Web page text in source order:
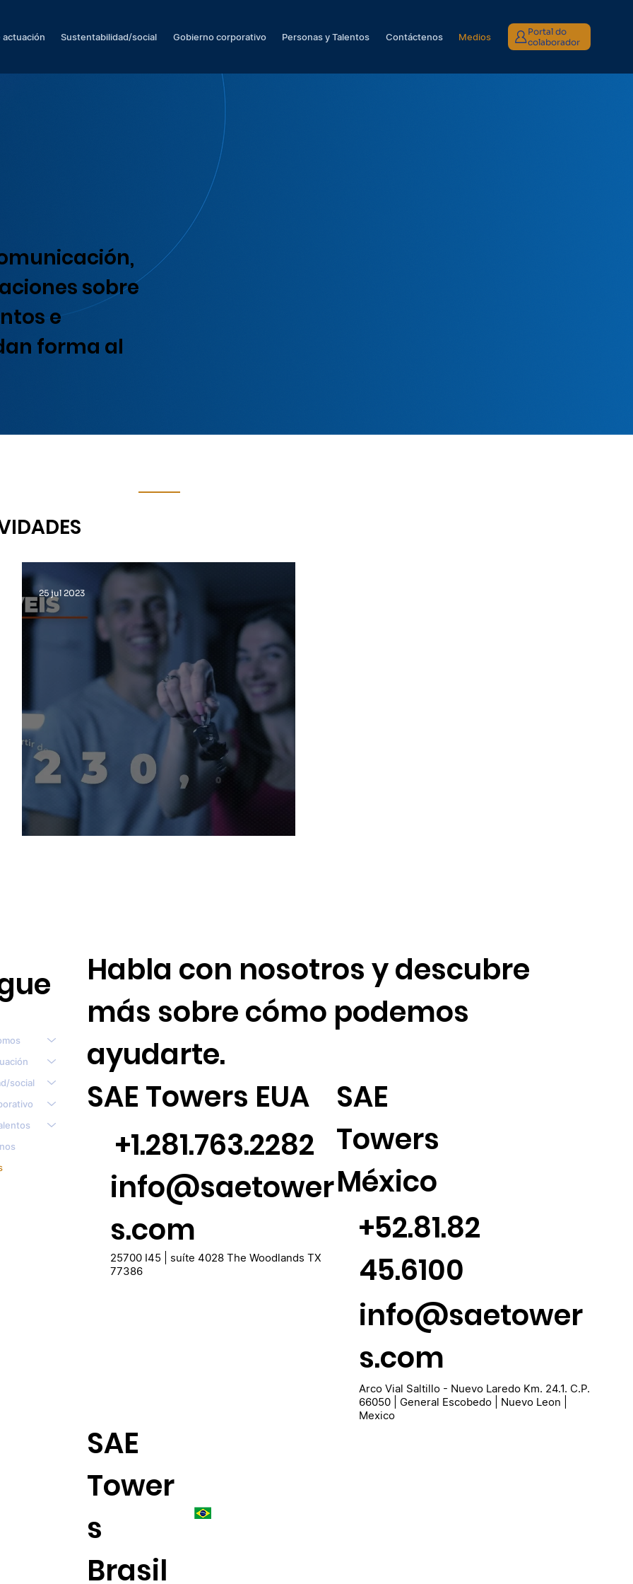
actuación Sustentabilidad/social Gobierno corporativo Personas y Talentos Contáctenos Medios
Portal do
colaborador
25 jul 2023
sobre
e
forma al
social
SAE Towers EUA
+1.281.763.2282
info@saetower
s.com
25700 I45 | suíte 4028 The Woodlands TX
77386
+52.81.82
45.6100
info@saetower
s.com
Arco Vial Saltillo - Nuevo Laredo Km. 24.1. C.P.
66050 | General Escobedo | Nuevo Leon |
Mexico
SAE
Towers
México
SAE
Tower
s
Brasil
Habla con nosotros y descubre
más sobre cómo podemos
ayudarte.